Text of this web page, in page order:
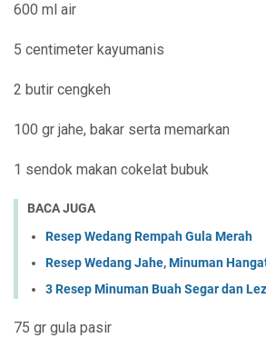
600 ml air
5 centimeter kayumanis
2 butir cengkeh
100 gr jahe, bakar serta memarkan
1 sendok makan cokelat bubuk
BACA JUGA
Resep Wedang Rempah Gula Merah
Resep Wedang Jahe, Minuman
3 Resep Minuman Buah Segar dan
75 gr gula pasir